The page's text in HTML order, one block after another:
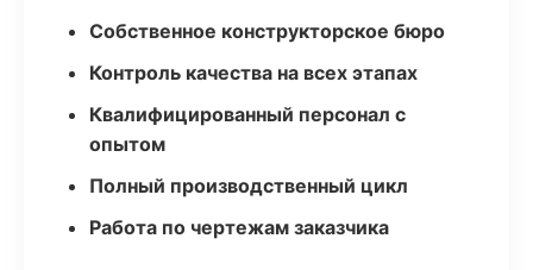
Собственное конструкторское бюро
Контроль качества на всех этапах
Квалифицированный персонал с
опытом
Полный производственный цикл
Работа по чертежам заказчика